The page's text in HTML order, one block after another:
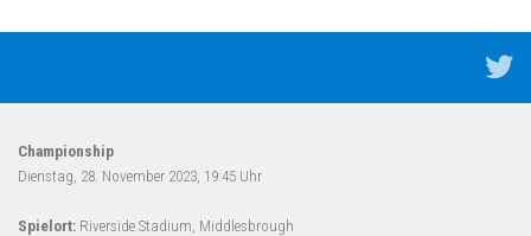
Championship
Dienstag, 28. November 2023, 19:45 Uhr
Spielort: Riverside Stadium, Middlesbrough